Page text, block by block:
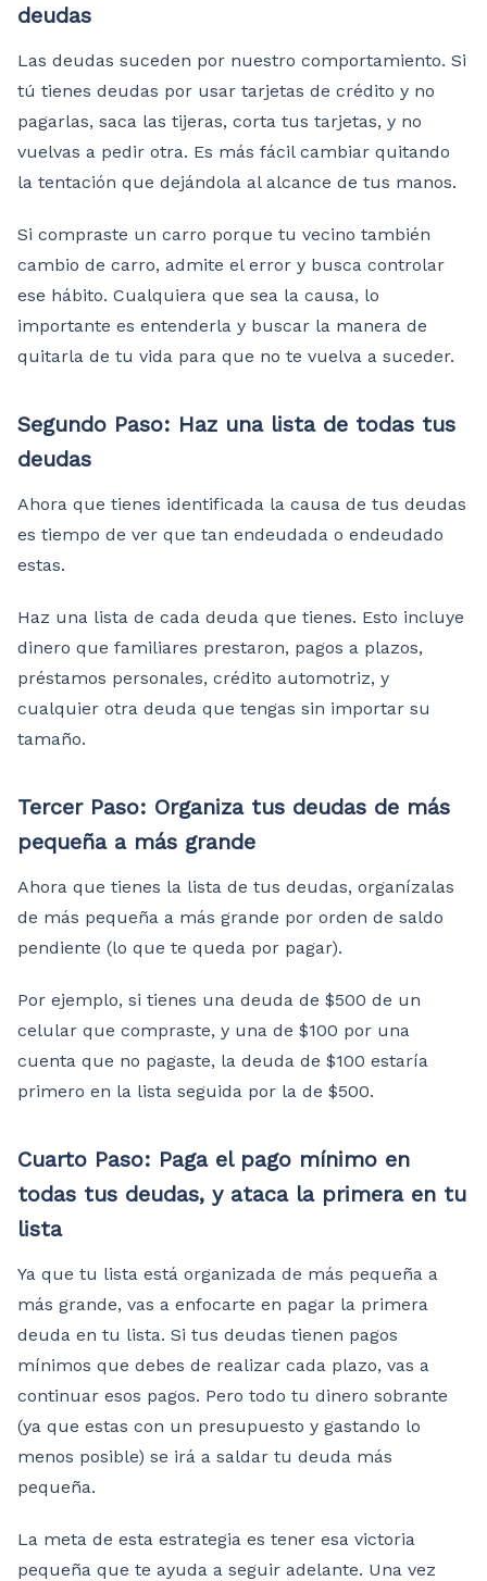
deudas
Las deudas suceden por nuestro comportamiento. Si
tú tienes deudas por usar tarjetas de crédito y no
pagarlas, saca las tijeras, corta tus tarjetas, y no
vuelvas a pedir otra. Es más fácil cambiar quitando
la tentación que dejándola al alcance de tus manos.
Si compraste un carro porque tu vecino también
cambio de carro, admite el error y busca controlar
ese hábito. Cualquiera que sea la causa, lo
importante es entenderla y buscar la manera de
quitarla de tu vida para que no te vuelva a suceder.
Segundo Paso: Haz una lista de todas tus
deudas
Ahora que tienes identificada la causa de tus deudas
es tiempo de ver que tan endeudada o endeudado
estas.
Haz una lista de cada deuda que tienes. Esto incluye
dinero que familiares prestaron, pagos a plazos,
préstamos personales, crédito automotriz, y
cualquier otra deuda que tengas sin importar su
tamaño.
Tercer Paso: Organiza tus deudas de más
pequeña a más grande
Ahora que tienes la lista de tus deudas, organízalas
de más pequeña a más grande por orden de saldo
pendiente (lo que te queda por pagar).
Por ejemplo, si tienes una deuda de $500 de un
celular que compraste, y una de $100 por una
cuenta que no pagaste, la deuda de $100 estaría
primero en la lista seguida por la de $500.
Cuarto Paso: Paga el pago mínimo en
todas tus deudas, y ataca la primera en tu
lista
Ya que tu lista está organizada de más pequeña a
más grande, vas a enfocarte en pagar la primera
deuda en tu lista. Si tus deudas tienen pagos
mínimos que debes de realizar cada plazo, vas a
continuar esos pagos. Pero todo tu dinero sobrante
(ya que estas con un presupuesto y gastando lo
menos posible) se irá a saldar tu deuda más
pequeña.
La meta de esta estrategia es tener esa victoria
pequeña que te ayuda a seguir adelante. Una vez